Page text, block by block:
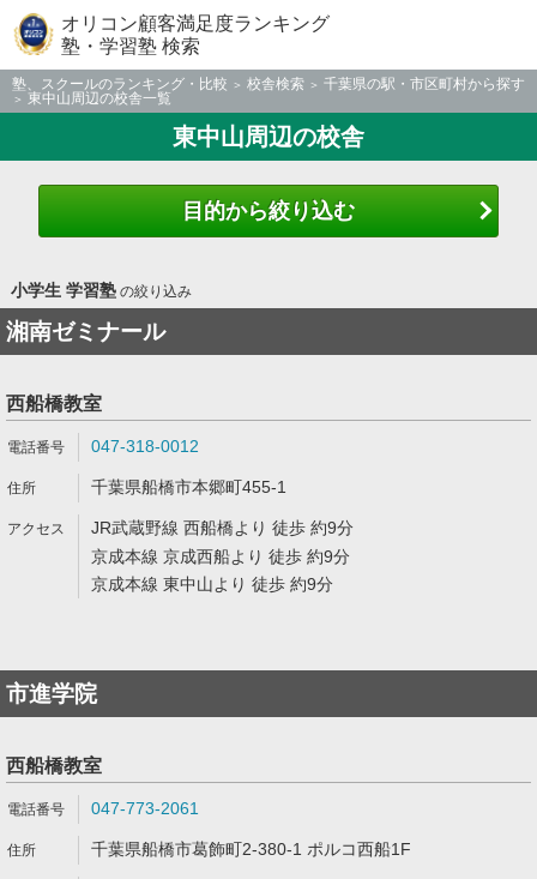
オリコン顧客満足度ランキング
塾・学習塾 検索
塾、スクールのランキング・比較 校舎検索
千葉県の駅・市区町村から探す
東中山周辺の校舎一覧
東中山周辺の校舎
目的から絞り込む
小学生 学習塾の絞り込み
湘南ゼミナール
西船橋教室
047-318-0012
千葉県船橋市本郷町455-1
JR武蔵野線 西船橋より 徒歩 約9分
京成本線 京成西船より 徒歩 約9分
京成本線 東中山より 徒歩 約9分
市進学院
西船橋教室
047-773-2061
千葉県船橋市葛飾町2-380-1 ポルコ西船1F